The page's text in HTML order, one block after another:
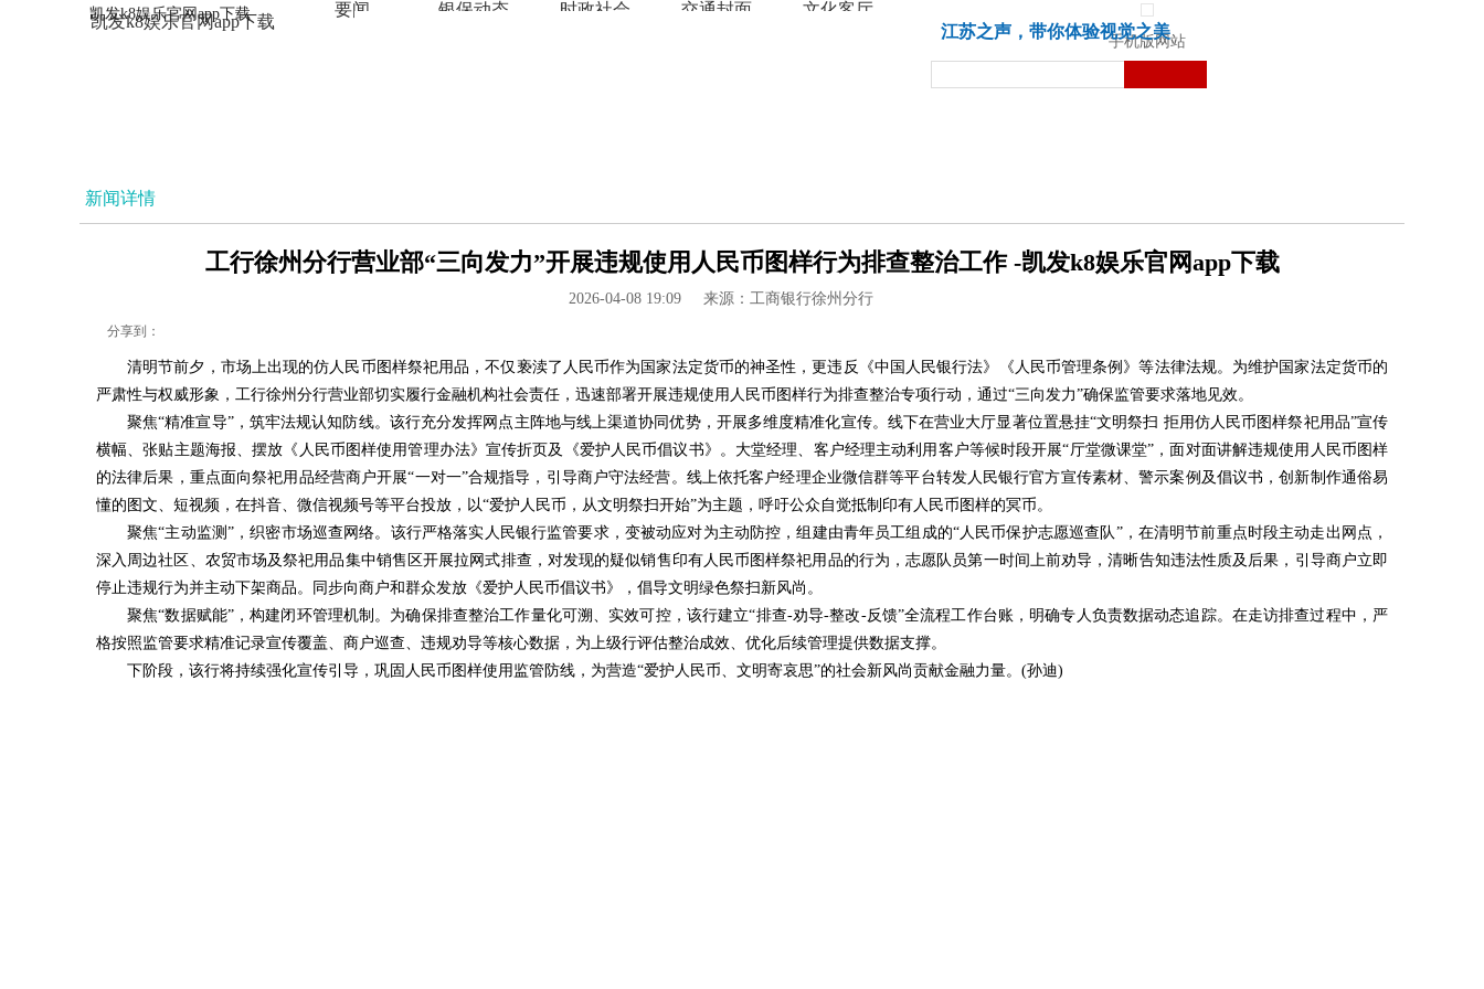
凯发k8娱乐官网app下载
凯发k8娱乐官网app下载
要闻 银保动态 时政社会 交通封面 文化客厅
手机版网站
江苏之声，带你体验视觉之美
新闻详情
工行徐州分行营业部“三向发力”开展违规使用人民币图样行为排查整治工作 -凯发k8娱乐官网app下载
2026-04-08 19:09 来源：工商银行徐州分行
分享到：
清明节前夕，市场上出现的仿人民币图样祭祀用品，不仅亵渎了人民币作为国家法定货币的神圣性，更违反《中国人民银行法》《人民币管理条例》等法律法规。为维护国家法定货币的
严肃性与权威形象，工行徐州分行营业部切实履行金融机构社会责任，迅速部署开展违规使用人民币图样行为排查整治专项行动，通过“三向发力”确保监管要求落地见效。
聚焦“精准宣导”，筑牢法规认知防线。该行充分发挥网点主阵地与线上渠道协同优势，开展多维度精准化宣传。线下在营业大厅显著位置悬挂“文明祭扫 拒用仿人民币图样祭祀用品”宣传
横幅、张贴主题海报、摆放《人民币图样使用管理办法》宣传折页及《爱护人民币倡议书》。大堂经理、客户经理主动利用客户等候时段开展“厅堂微课堂”，面对面讲解违规使用人民币图样
的法律后果，重点面向祭祀用品经营商户开展“一对一”合规指导，引导商户守法经营。线上依托客户经理企业微信群等平台转发人民银行官方宣传素材、警示案例及倡议书，创新制作通俗易
懂的图文、短视频，在抖音、微信视频号等平台投放，以“爱护人民币，从文明祭扫开始”为主题，呼吁公众自觉抵制印有人民币图样的冥币。
聚焦“主动监测”，织密市场巡查网络。该行严格落实人民银行监管要求，变被动应对为主动防控，组建由青年员工组成的“人民币保护志愿巡查队”，在清明节前重点时段主动走出网点，
深入周边社区、农贸市场及祭祀用品集中销售区开展拉网式排查，对发现的疑似销售印有人民币图样祭祀用品的行为，志愿队员第一时间上前劝导，清晰告知违法性质及后果，引导商户立即
停止违规行为并主动下架商品。同步向商户和群众发放《爱护人民币倡议书》，倡导文明绿色祭扫新风尚。
聚焦“数据赋能”，构建闭环管理机制。为确保排查整治工作量化可溯、实效可控，该行建立“排查-劝导-整改-反馈”全流程工作台账，明确专人负责数据动态追踪。在走访排查过程中，严
格按照监管要求精准记录宣传覆盖、商户巡查、违规劝导等核心数据，为上级行评估整治成效、优化后续管理提供数据支撑。
下阶段，该行将持续强化宣传引导，巩固人民币图样使用监管防线，为营造“爱护人民币、文明寄哀思”的社会新风尚贡献金融力量。(孙迪)